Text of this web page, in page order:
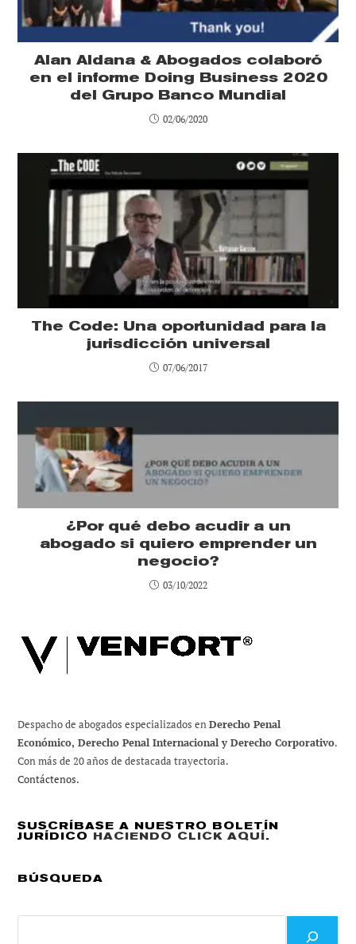
Alan Aldana & Abogados colaboró
en el informe Doing Business 2020
del Grupo Banco Mundial
02/06/2020
The Code: Una oportunidad para la
jurisdicción universal
07/06/2017
¿Por qué debo acudir a un
abogado si quiero emprender un
negocio?
03/10/2022
Despacho de abogados especializados enDerecho Penal
Económico, Derecho Penal Internacional y Derecho Corporativo.
Con más de 20 años de destacada trayectoria.
Contáctenos.
SUSCRÍBASE A NUESTRO BOLETÍN
JURÍDICO HACIENDO CLICK AQUÍ.
BÚSQUEDA